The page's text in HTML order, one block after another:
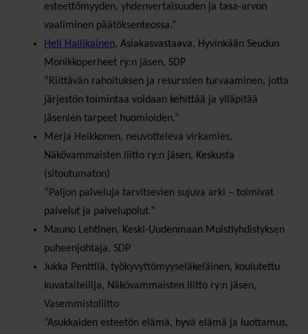
esteettömyyden, yhdenvertaisuuden ja tasa-arvon
vaaliminen päätöksenteossa.”
Heli Hallikainen, Asiakasvastaava, Hyvinkään Seudun
Monikkoperheet ry:n jäsen, SDP
”Riittävän rahoituksen ja resurssien turvaaminen, jotta
järjestön toimintaa voidaan kehittää ja ylläpitää
jäsenien tarpeet huomioiden.”
Merja Heikkonen, neuvotteleva virkamies,
Näkövammaisten liitto ry:n jäsen, Keskusta
(sitoutumaton)
”Paljon palveluja tarvitsevien sujuva arki – toimivat
palvelut ja palvelupolut.”
Mauno Lehtinen, Keski-Uudenmaan Muistiyhdistyksen
puheenjohtaja, SDP
Jukka Penttilä, työkyvyttömyyseläkeläinen, koulutettu
kuvataiteilija, Näkövammaisten liitto ry:n jäsen,
Vasemmistoliitto
”Asukkaiden esteetön elämä, hyvä elämä ja luottamus,